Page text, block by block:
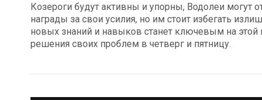
Козероги будут активны и упорны, Водолеи
награды за свои усилия, но им стоит избегать
новых знаний и навыков станет ключевым на этой
решения своих проблем в четверг и пятницу.